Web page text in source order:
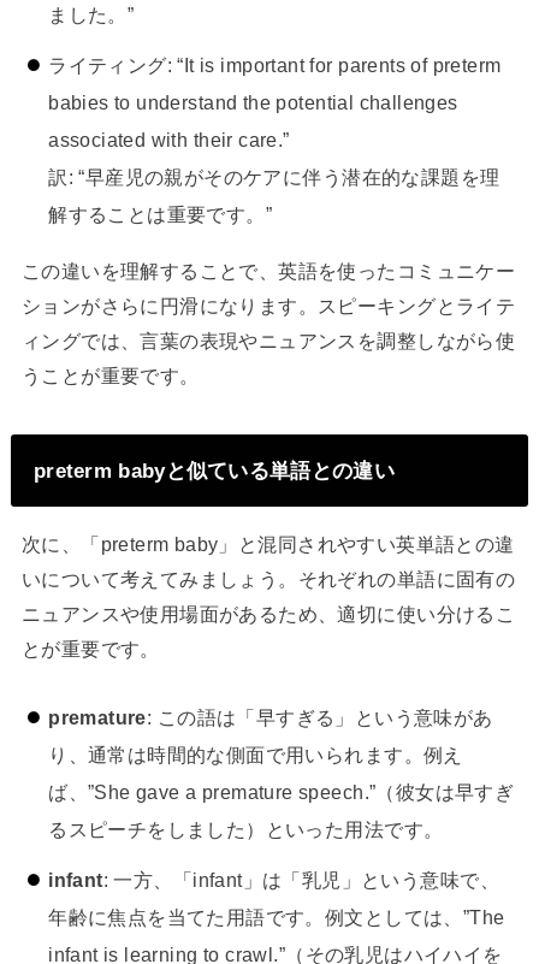
ました。”
ライティング: “It is important for parents of preterm
babies to understand the potential challenges
associated with their care.”
訳: “早産児の親がそのケアに伴う潜在的な課題を理
解することは重要です。”
この違いを理解することで、英語を使ったコミュニケー
ションがさらに円滑になります。スピーキングとライテ
ィングでは、言葉の表現やニュアンスを調整しながら使
うことが重要です。
preterm babyと似ている単語との違い
次に、「preterm baby」と混同されやすい英単語との違
いについて考えてみましょう。それぞれの単語に固有の
ニュアンスや使用場面があるため、適切に使い分けるこ
とが重要です。
premature: この語は「早すぎる」という意味があ
り、通常は時間的な側面で用いられます。例え
ば、”She gave a premature speech.”（彼女は早すぎ
るスピーチをしました）といった用法です。
infant: 一方、「infant」は「乳児」という意味で、
年齢に焦点を当てた用語です。例文としては、”The
infant is learning to crawl.”（その乳児はハイハイを